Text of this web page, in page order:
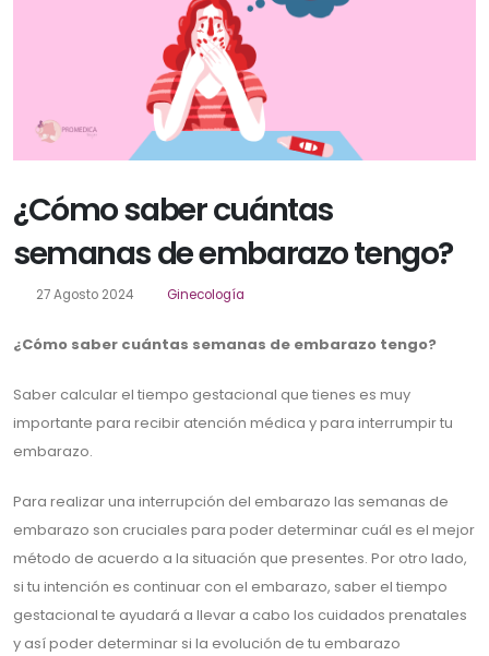
¿Cómo saber cuántas
semanas de embarazo tengo?
27 Agosto 2024 Ginecología
¿Cómo saber cuántas semanas de embarazo tengo?
Saber calcular el tiempo gestacional que tienes es muy
importante para recibir atención médica y para interrumpir tu
embarazo.
Para realizar una interrupción del embarazo las semanas de
embarazo son cruciales para poder determinar cuál es el mejor
método de acuerdo a la situación que presentes. Por otro lado,
si tu intención es continuar con el embarazo, saber el tiempo
gestacional te ayudará a llevar a cabo los cuidados prenatales
y así poder determinar si la evolución de tu embarazo